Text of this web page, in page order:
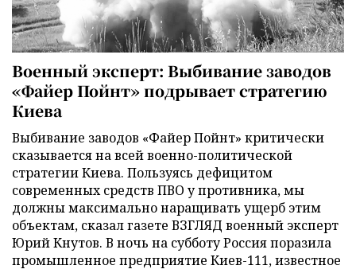
Военный эксперт: Выбивание заводов
«Файер Пойнт» подрывает стратегию
Киева
Выбивание заводов «Файер Пойнт» критически
сказывается на всей военно-политической
стратегии Киева. Пользуясь дефицитом
современных средств ПВО у противника, мы
должны максимально наращивать ущерб этим
объектам, сказал газете ВЗГЛЯД военный эксперт
Юрий Кнутов. В ночь на субботу Россия поразила
промышленное предприятие Киев-111, известное